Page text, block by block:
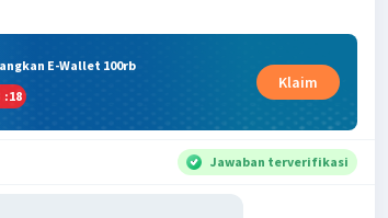
E-Wallet 100rb
:17
Klaim
Jawaban terverifikasi